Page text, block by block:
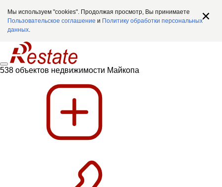
Мы используем "cookies". Продолжая просмотр, Вы принимаете
Пользовательское соглашение и Политику обработки персональных
данных.
538 объектов недвижимости Майкопа